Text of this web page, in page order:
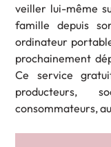
veiller lui-même
famille depuis
ordinateur
prochainement
Ce service
producteurs,
consommateurs,